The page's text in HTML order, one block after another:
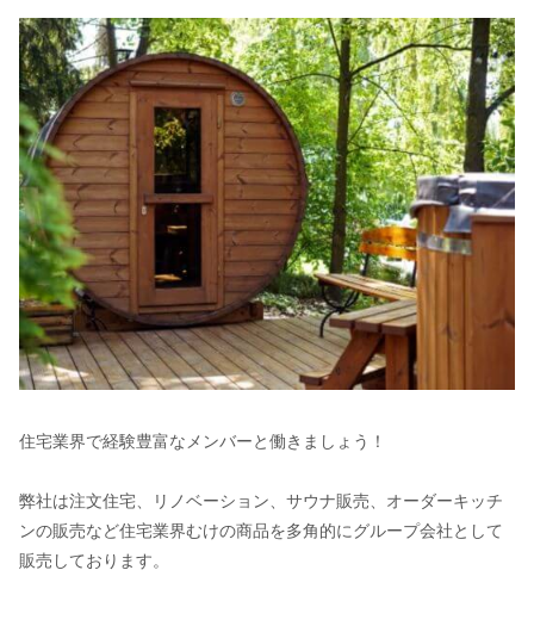
住宅業界で経験豊富なメンバーと働きましょう！
弊社は注文住宅、リノベーション、サウナ販売、オーダーキッチ
ンの販売など住宅業界むけの商品を多角的にグループ会社として
販売しております。